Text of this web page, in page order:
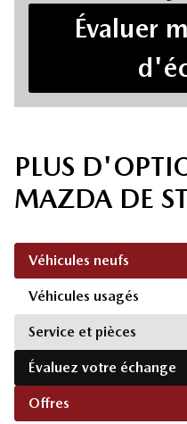
Évaluer
PLUS
MAZDA DE
Véhicules neufs
Véhicules usagés
Service et pièces
Évaluez votre échange
Offres